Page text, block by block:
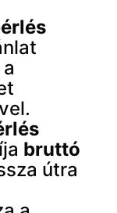
bruttó
útra